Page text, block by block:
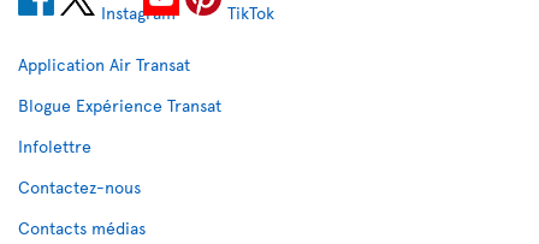
Application Air Transat
Blogue Expérience Transat
Infolettre
Contactez-nous
Contacts médias